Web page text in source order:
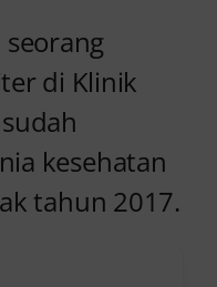
seorang
di Klinik
kesehatan
tahun 2017.